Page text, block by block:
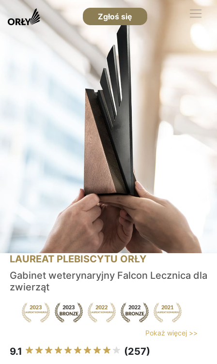
Zgłoś się
LAUREAT PLEBISCYTU ORŁY
Gabinet weterynaryjny Falcon Lecznica dla
zwierząt
Pokaż więcej >>
9.1 (257)